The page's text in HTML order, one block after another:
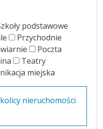
podstawowe
Przychodnie
Poczta
Teatry
miejska
nieruchomości